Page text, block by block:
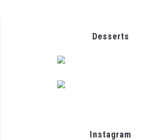
Desserts
Instagram